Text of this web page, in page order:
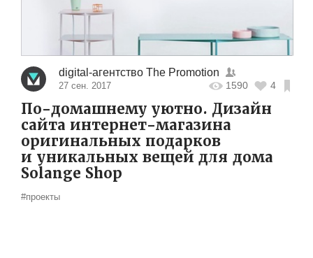
digital-агентство The Promotion
27 сен. 2017 1590 4
По-домашнему уютно. Дизайн
сайта интернет-магазина
оригинальных подарков
и уникальных вещей для дома
Solange Shop
#проекты